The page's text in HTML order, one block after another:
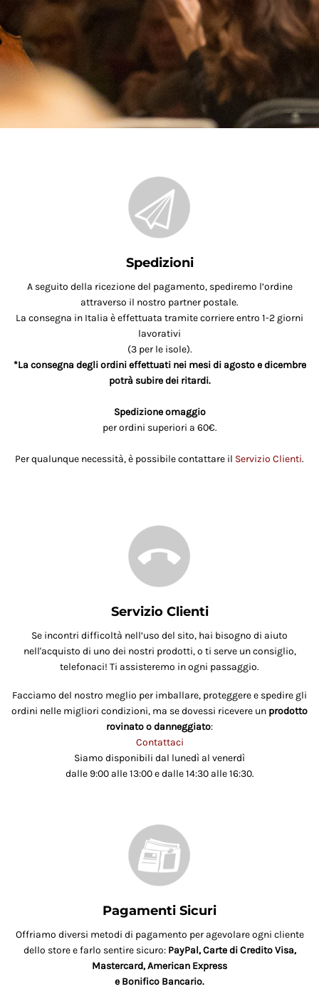
Spedizioni
A seguito della ricezione del pagamento, spediremo l’ordine
attraverso il nostro partner postale.
La consegna in Italia è effettuata tramite corriere entro 1-2 giorni
lavorativi
(3 per le isole).
*La consegna degli ordini effettuati nei mesi di agosto e dicembre
potrà subire dei ritardi.
Spedizione omaggio
per ordini superiori a 60€.
Per qualunque necessità, è possibile contattare il Servizio Clienti.
Servizio Clienti
Se incontri difficoltà nell’uso del sito, hai bisogno di aiuto
nell'acquisto di uno dei nostri prodotti, o ti serve un consiglio,
telefonaci! Ti assisteremo in ogni passaggio.
Facciamo del nostro meglio per imballare, proteggere e spedire gli
ordini nelle migliori condizioni, ma se dovessi ricevere un prodotto
rovinato o danneggiato:
Contattaci
Siamo disponibili dal lunedì al venerdì
dalle 9:00 alle 13:00 e dalle 14:30 alle 16:30.
Pagamenti Sicuri
Offriamo diversi metodi di pagamento per agevolare ogni cliente
dello store e farlo sentire sicuro: PayPal, Carte di Credito Visa,
Mastercard, American Express
e Bonifico Bancario.